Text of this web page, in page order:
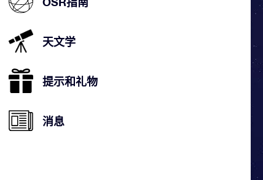
天文学
提示和礼物
消息